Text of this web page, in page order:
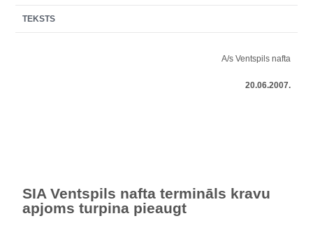
TEKSTS
A/s Ventspils nafta
20.06.2007.
SIA Ventspils nafta termināls kravu
apjoms turpina pieaugt